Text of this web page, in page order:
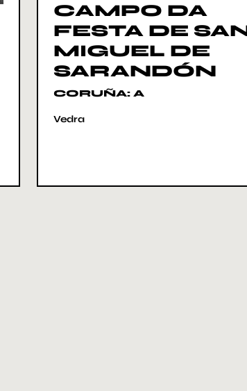
CAMPO DA
FESTA DE
MIGUEL DE
SARANDÓN
CORUÑA: A
Vedra